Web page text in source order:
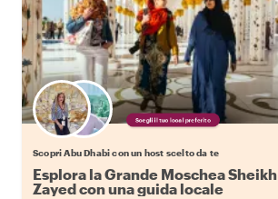
Scegli il tuo local preferito
Scopri Abu Dhabi con un host scelto da te
Esplora la Grande Moschea Sheikh
Zayed con una guida locale